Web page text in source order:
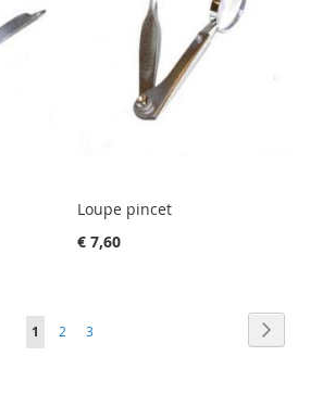
Loupe pincet
€ 7,60
You're
1 Page
2 Page
3